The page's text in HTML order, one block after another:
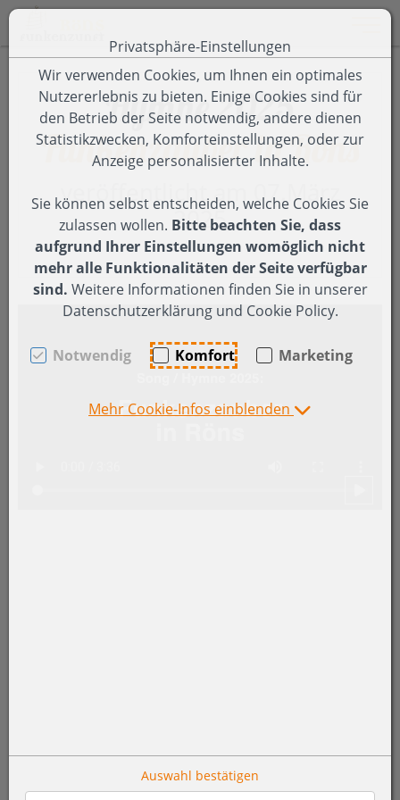
Zum Inhalt springen [AK + 0]
Zum Hauptmenü springen [AK + 1]
Zum Footer-Menü unten (angedockt an Browserrand)
Zum Menü "Einstellungen Barrierefreiheit" springen [AK +
Hymne 2025
Funkenzauber in Röns
veröffentlicht am 07.März
2025
Privatsphäre-Einstellungen
Wir verwenden Cookies, um Ihnen ein optimales
Nutzererlebnis zu bieten. Einige Cookies sind für
den Betrieb der Seite notwendig, andere dienen
Statistikzwecken, Komforteinstellungen, oder zur
Anzeige personalisierter Inhalte.
Sie können selbst entscheiden, welche Cookies Sie
zulassen wollen. Bitte beachten Sie, dass
aufgrund Ihrer Einstellungen womöglich nicht
mehr alle Funktionalitäten der Seite verfügbar
sind. Weitere Informationen finden Sie in unserer
Datenschutzerklärung und Cookie Policy.
Notwendig Komfort Marketing
Mehr Cookie-Infos einblenden
Auswahl bestätigen